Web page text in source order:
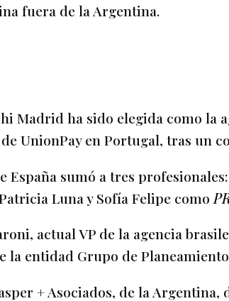
fuera de la Argentina.
Madrid ha sido elegida como la
UnionPay en Portugal, tras un
España sumó a tres
Luna y Sofía Felipe como
actual VP de la agencia
la entidad Grupo de
+ Asociados, de la Argentina,